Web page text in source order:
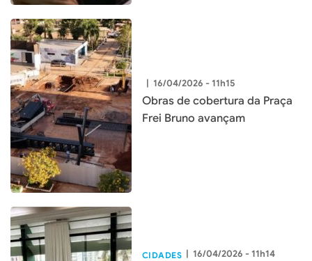
| 16/04/2026 - 11h15
Obras de cobertura da Praça
Frei Bruno avançam
CIDADES | 16/04/2026 - 11h14